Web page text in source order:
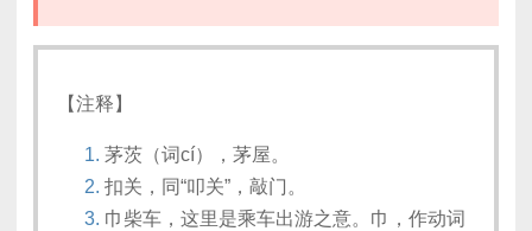
【注释】
茅茨（词cí），茅屋。
扣关，同“叩关”，敲门。
巾柴车，这里是乘车出游之意。巾，作动词